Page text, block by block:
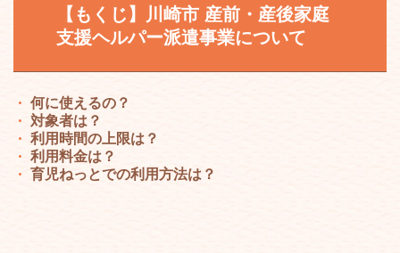
【もくじ】川崎市 産前・産後家庭
支援ヘルパー派遣事業について
何に使えるの？
対象者は？
利用時間の上限は？
利用料金は？
育児ねっとでの利用方法は？